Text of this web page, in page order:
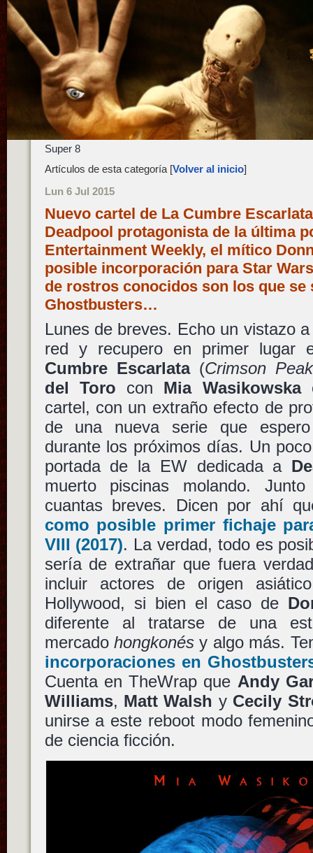
Super 8
Artículos de esta categoría [Volver al inicio]
Lun 6 Jul 2015
Nuevo cartel de La Cumbre
Deadpool protagonista de la última
Entertainment Weekly, el mítico
posible incorporación para Star
de rostros conocidos son los que se
Ghostbusters…
Lunes de breves. Echo un vistazo
red y recupero en primer
Cumbre Escarlata(Crimson Peak
del Toro con Mia Wasikowska
cartel, con un extraño efecto de
de una nueva serie que espero
durante los próximos días. Un
portada de la EW dedicada a
muerto piscinas molando.
cuantas breves. Dicen por ahí
como posible primer fichaje
VIII (2017). La verdad, todo es
sería de extrañar que fuera
incluir actores de origen
Hollywood, si bien el caso de
diferente al tratarse de una
mercado hongkonésy algo más.
incorporaciones en
Cuenta en TheWrap que Andy
Williams, Matt Walsh y Cecily
unirse a este reboot modo
de ciencia ficción.